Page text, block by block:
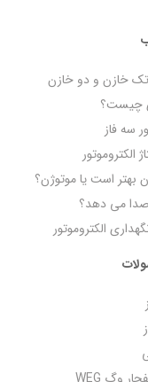
تک خازن و دو خازن
چیست؟
سه فاز
الکتروموتور
بهتر است یا موتوژن؟
صدا می‌ دهد؟
الکتروموتور